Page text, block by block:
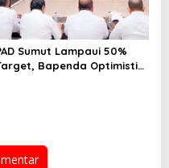
Sumut Lampaui 50%
Bapenda Optimistis